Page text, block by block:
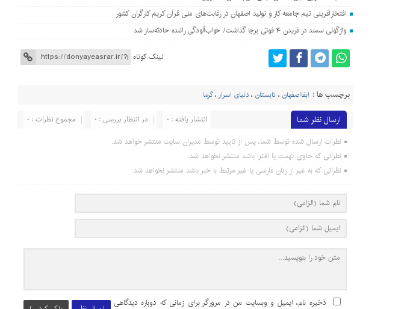
افتخارآفرینی تیم جامعه کار و تولید اصفهان در رقابت‌های ملی قرآن کریم کارگران کشور
واژگونی سمند در فریدن ۴ فوتی برجا گذاشت/ خواب‌آلودگی راننده حادثه‌ساز شد
لینک کوتاه
برچسب ها : ابفااصفهان ،تابستان ،دنیای اسرار ،گرما
ارسال نظر شما مجموع نظرات : 0 در انتظار بررسی : 0 انتشار یافته : 0
نظرات ارسال شده توسط شما، پس از تایید توسط مدیران سایت منتشر خواهد شد.
نظراتی که حاوی تهمت یا افترا باشد منتشر نخواهد شد.
نظراتی که به غیر از زبان فارسی یا غیر مرتبط با خبر باشد منتشر نخواهد شد.
ذخیره نام، ایمیل و وبسایت من در مرورگر برای زمانی که دوباره دیدگاهی